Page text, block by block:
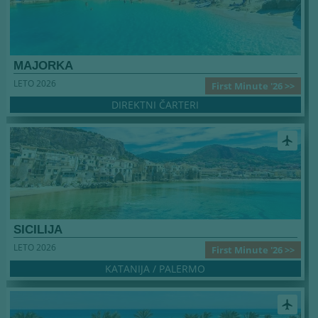
MAJORKA
First Minute '26 >>
LETO 2026
DIREKTNI ČARTERI
airplanemode_active
SICILIJA
First Minute '26 >>
LETO 2026
KATANIJA / PALERMO
airplanemode_active